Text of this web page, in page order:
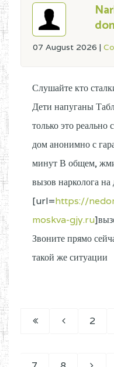
07 August 2026 |
Слушайте кто
Дети напуганы
только это
дом анонимно с
минут В общем,
вызов нарколога на
[url=https://
moskva-gjy.ru
Звоните прямо
такой же ситуации
2